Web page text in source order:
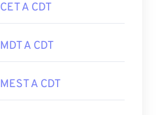
CET A CDT
MDT A CDT
MEST A CDT